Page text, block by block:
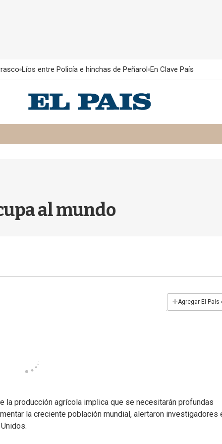
Líos entre Policía e hinchas de Peñarol En Clave País
al mundo
+Agregar El País
producción agrícola implica que se necesitarán profundas
la creciente población mundial, alertaron investigadores